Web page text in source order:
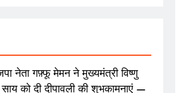
नेता गफ़्फू मेमन ने मुख्यमंत्री विष्णु
को दी दीपावली की शुभकामनाएं —